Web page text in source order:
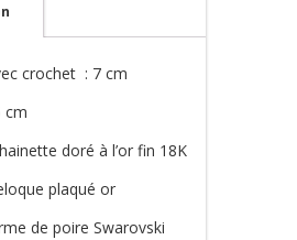
crochet : 7 cm
cm
doré à l’or fin 18K
plaqué or
de poire Swarovski